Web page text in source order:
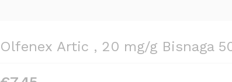
Olfenex Artic , 20 mg/g Bisnaga